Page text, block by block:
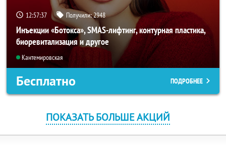
12:57:36 Получили:2948
Инъекции «Ботокса», SMAS-лифтинг, контурная пластика,
биоревитализация и другое
Кантемировская
Бесплатно ПОДРОБНЕЕ
ПОКАЗАТЬ БОЛЬШЕ АКЦИЙ